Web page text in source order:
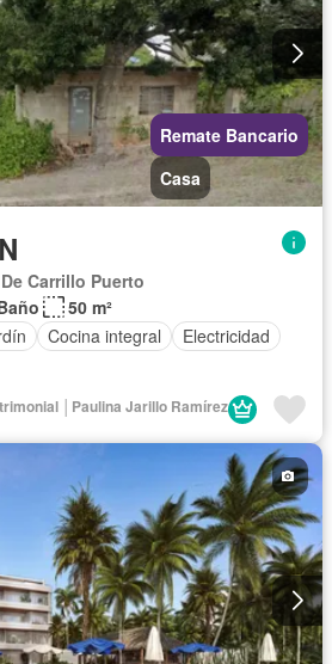
Remate Bancario
Casa
Carrillo Puerto
50 m²
Cocina integral
Electricidad
│Paulina Jarillo Ramírez